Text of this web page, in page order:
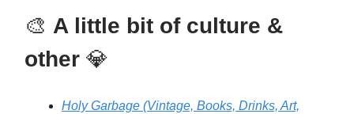
🎨 A little bit of culture &
other 💎
Holy Garbage (Vintage, Books, Drinks, Art,